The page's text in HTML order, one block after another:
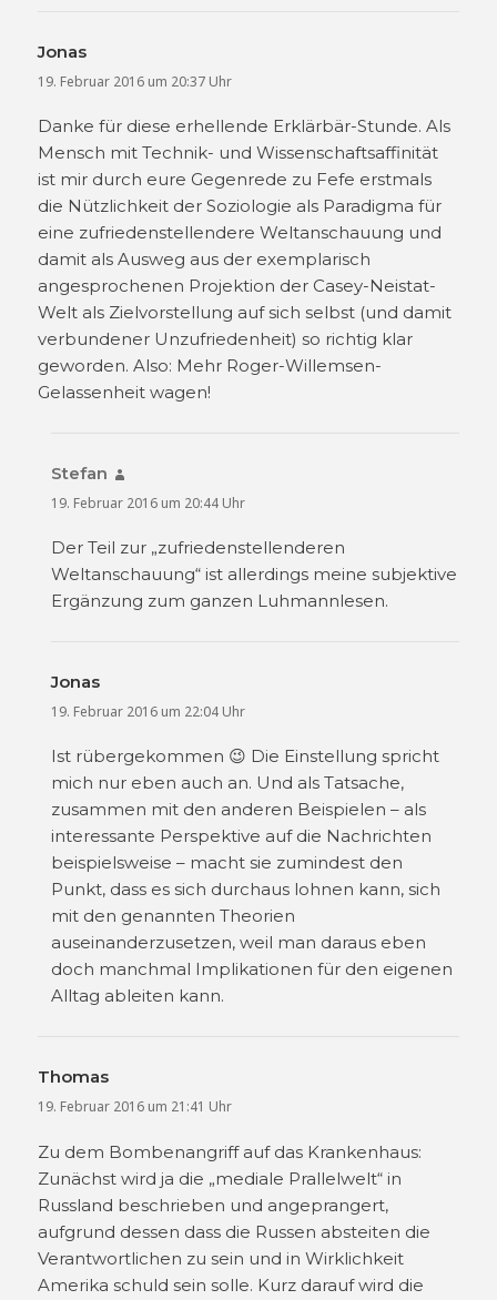
Jonas
19. Februar 2016 um 20:37 Uhr
Danke für diese erhellende Erklärbär-Stunde. Als
Mensch mit Technik- und Wissenschaftsaffinität
ist mir durch eure Gegenrede zu Fefe erstmals
die Nützlichkeit der Soziologie als Paradigma für
eine zufriedenstellendere Weltanschauung und
damit als Ausweg aus der exemplarisch
angesprochenen Projektion der Casey-Neistat-
Welt als Zielvorstellung auf sich selbst (und damit
verbundener Unzufriedenheit) so richtig klar
geworden. Also: Mehr Roger-Willemsen-
Gelassenheit wagen!
Stefan
19. Februar 2016 um 20:44 Uhr
Der Teil zur „zufriedenstellenderen
Weltanschauung“ ist allerdings meine subjektive
Ergänzung zum ganzen Luhmannlesen.
Jonas
19. Februar 2016 um 22:04 Uhr
Ist rübergekommen 😉 Die Einstellung spricht
mich nur eben auch an. Und als Tatsache,
zusammen mit den anderen Beispielen – als
interessante Perspektive auf die Nachrichten
beispielsweise – macht sie zumindest den
Punkt, dass es sich durchaus lohnen kann, sich
mit den genannten Theorien
auseinanderzusetzen, weil man daraus eben
doch manchmal Implikationen für den eigenen
Alltag ableiten kann.
Thomas
19. Februar 2016 um 21:41 Uhr
Zu dem Bombenangriff auf das Krankenhaus:
Zunächst wird ja die „mediale Prallelwelt“ in
Russland beschrieben und angeprangert,
aufgrund dessen dass die Russen absteiten die
Verantwortlichen zu sein und in Wirklichkeit
Amerika schuld sein solle. Kurz darauf wird die